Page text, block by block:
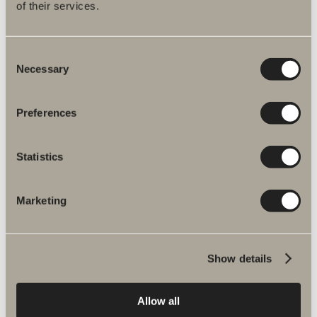
of their services.
Selection
Necessary
Preferences
Statistics
Marketing
Show details
Allow all